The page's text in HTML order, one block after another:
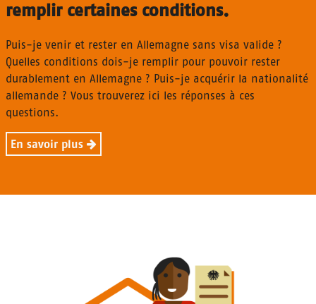
remplir certaines conditions.
Puis-je venir et rester en Allemagne sans visa valide ?
Quelles conditions dois-je remplir pour pouvoir rester
durablement en Allemagne ? Puis-je acquérir la nationalité
allemande ? Vous trouverez ici les réponses à ces
questions.
En savoir plus